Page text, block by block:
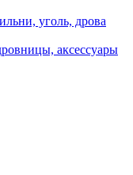
уголь, дрова
аксессуары